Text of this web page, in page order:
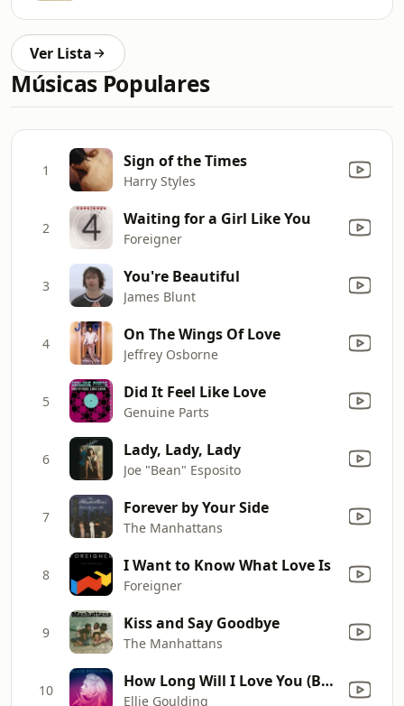
Ver Lista
Músicas Populares
1 Sign of the Times
Harry Styles
2 Waiting for a Girl Like You
Foreigner
3 You're Beautiful
James Blunt
4 On The Wings Of Love
Jeffrey Osborne
5 Did It Feel Like Love
Genuine Parts
6 Lady, Lady, Lady
Joe "Bean" Esposito
7 Forever by Your Side
The Manhattans
8 I Want to Know What Love Is
Foreigner
9 Kiss and Say Goodbye
The Manhattans
10 How Long Will I Love You (Bonus Track)
Ellie Goulding